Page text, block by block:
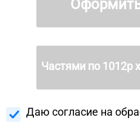
Частями по 1012р
Даю согласие на